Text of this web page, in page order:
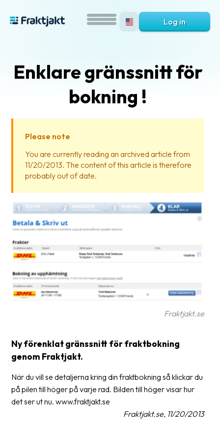
is
Fraktjakt?
Help?
FAQ
Packing
Shipping
documents
declarations
terms
Pickups
Log in
Enklare gränssnitt för
bokning !
Please note
You are currently reading an archived article from
11/20/2013. The content of this article is therefore
probably out of date.
Fraktjakt.se
Ny förenklat gränssnitt för fraktbokning
genom Fraktjakt.
När du vill se detaljerna kring din fraktbokning så klickar du
på pilen till höger på varje rad. Bilden till höger visar hur
det ser ut nu. www.fraktjakt.se
Fraktjakt.se, 11/20/2013